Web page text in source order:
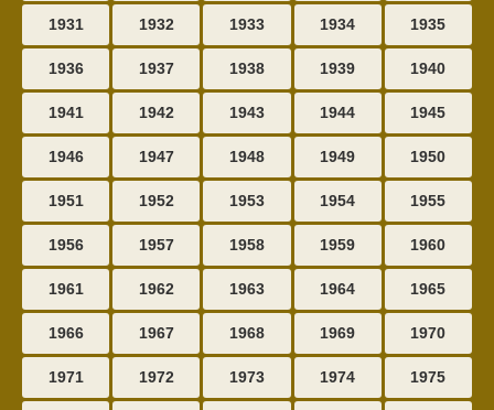
1931 1932 1933 1934 1935
1936 1937 1938 1939 1940
1941 1942 1943 1944 1945
1946 1947 1948 1949 1950
1951 1952 1953 1954 1955
1956 1957 1958 1959 1960
1961 1962 1963 1964 1965
1966 1967 1968 1969 1970
1971 1972 1973 1974 1975